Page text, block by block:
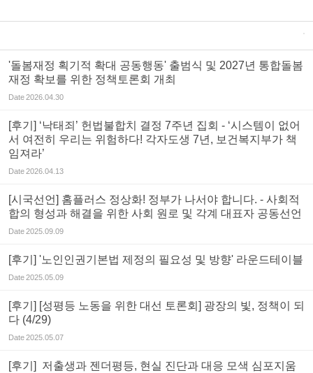
'돌봄재정 획기적 확대 공동행동' 출범식 및 2027년 통합돌봄
재정 확보를 위한 정책토론회 개최
Date2026.04.30
[후기] ‘낙태죄’ 헌법불합치 결정 7주년 집회 - ‘시스템이 없어
서 여전히 우리는 위험하다! 각자도생 7년, 보건복지부가 책
임져라’
Date2026.04.13
[시국선언] 홈플러스 정상화! 정부가 나서야 합니다. - 사회적
합의 형성과 해결을 위한 사회 원로 및 각계 대표자 공동선언
Date2025.09.09
[후기] '노인인권기본법 제정의 필요성 및 방향' 라운드테이블
Date2025.05.09
[후기] [성평등 노동을 위한 대선 토론회] 광장의 빛, 정책이 되
다 (4/29)
Date2025.05.07
[후기] 저출생과 젠더평등, 현실 진단과 대응 모색 심포지움